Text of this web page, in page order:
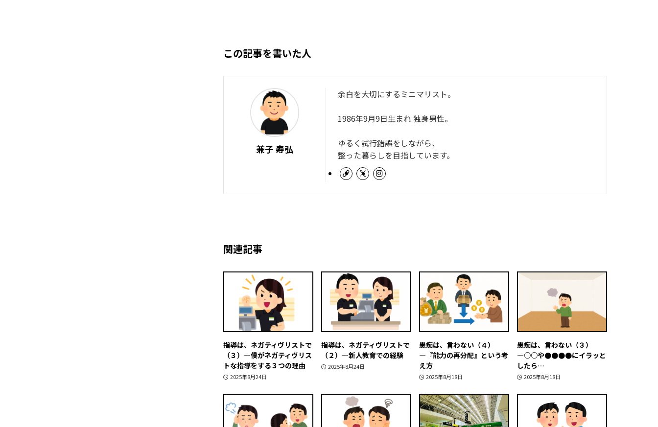
この記事を書いた人
兼子 寿弘
余白を大切にするミニマリスト。
1986年9月9日生まれ 独身男性。
ゆるく試行錯誤をしながら、
整った暮らしを目指しています。
関連記事
指導は、ネガティヴリストで
（３）―僕がネガティヴリス
トな指導をする３つの理由
2025年8月24日
指導は、ネガティヴリストで
（２）―新人教育での経験
2025年8月24日
愚痴は、言わない（４）
―『能力の再分配』という考
え方
2025年8月18日
愚痴は、言わない（３）
―○○や●●●●にイラッと
したら…
2025年8月18日